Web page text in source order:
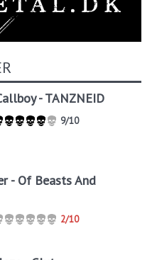
- TANZNEID
9/10
- Of Beasts And
2/10